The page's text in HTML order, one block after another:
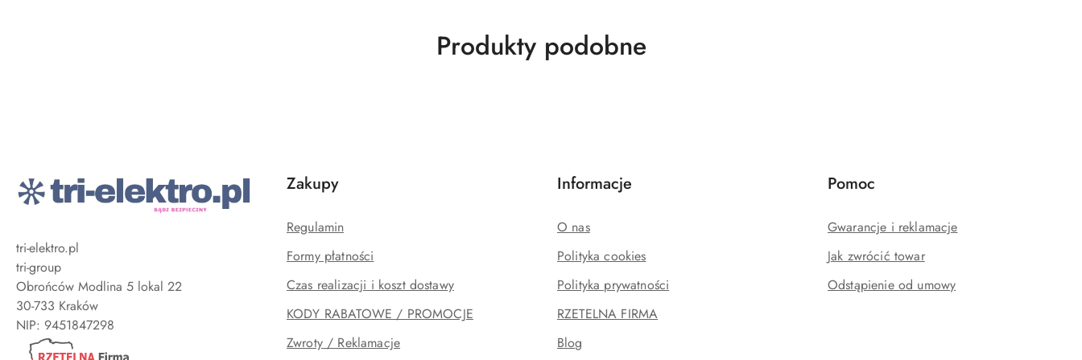
Produkty
Produkty podobne
tri-elektro.pl
tri-group
Obrońców Modlina 5 lokal 22
30-733 Kraków
Zakupy
Regulamin
Formy płatności
Czas realizacji i koszt dostawy
KODY RABATOWE / PROMOCJE
Zwroty / Reklamacje
Informacje
O nas
Polityka cookies
Polityka prywatności
RZETELNA FIRMA
Blog
Pomoc
Gwarancje i reklamacje
Jak zwrócić towar
Odstąpienie od umowy